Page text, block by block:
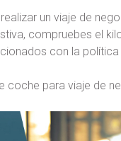
un viaje de
compruebes el
con la
coche para viaje de